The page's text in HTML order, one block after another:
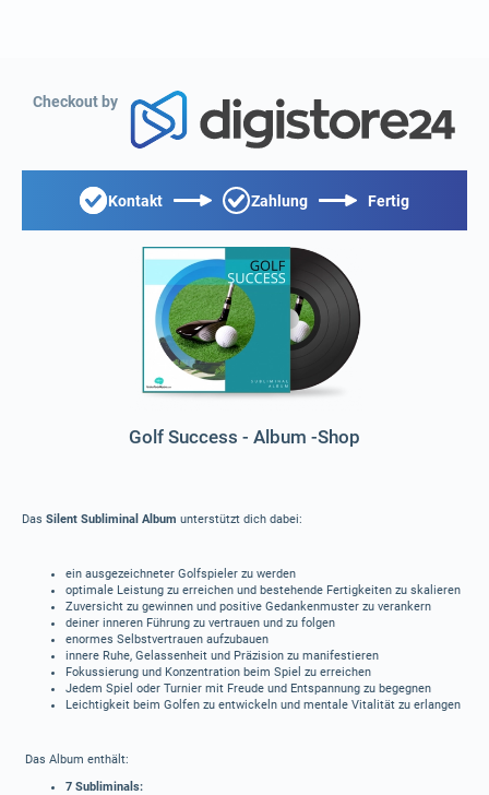
Checkout by
Kontakt Zahlung Fertig
Golf Success - Album -Shop
Das Silent Subliminal Album unterstützt dich dabei:
ein ausgezeichneter Golfspieler zu werden
optimale Leistung zu erreichen und bestehende Fertigkeiten zu skalieren
Zuversicht zu gewinnen und positive Gedankenmuster zu verankern
deiner inneren Führung zu vertrauen und zu folgen
enormes Selbstvertrauen aufzubauen
innere Ruhe, Gelassenheit und Präzision zu manifestieren
Fokussierung und Konzentration beim Spiel zu erreichen
Jedem Spiel oder Turnier mit Freude und Entspannung zu begegnen
Leichtigkeit beim Golfen zu entwickeln und mentale Vitalität zu erlangen
Das Album enthält:
7 Subliminals: